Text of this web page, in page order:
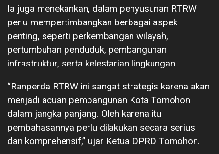
Ia juga menekankan, dalam penyusunan RTRW
perlu mempertimbangkan berbagai aspek
penting, seperti perkembangan wilayah,
pertumbuhan penduduk, pembangunan
infrastruktur, serta kelestarian lingkungan.
“Ranperda RTRW ini sangat strategis karena akan
menjadi acuan pembangunan Kota Tomohon
dalam jangka panjang. Oleh karena itu
pembahasannya perlu dilakukan secara serius
dan komprehensif,” ujar Ketua DPRD Tomohon.